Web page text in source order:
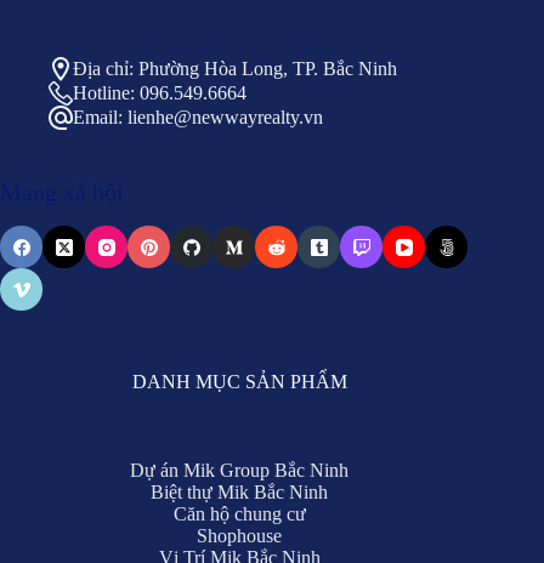
Địa chỉ: Phường Hòa Long, TP. Bắc Ninh
Hotline: 096.549.6664
Email: lienhe@newwayrealty.vn
Mạng xã hội
DANH MỤC SẢN PHẨM
Dự án Mik Group Bắc Ninh
Biệt thự Mik Bắc Ninh
Căn hộ chung cư
Shophouse
Vị Trí Mik Bắc Ninh